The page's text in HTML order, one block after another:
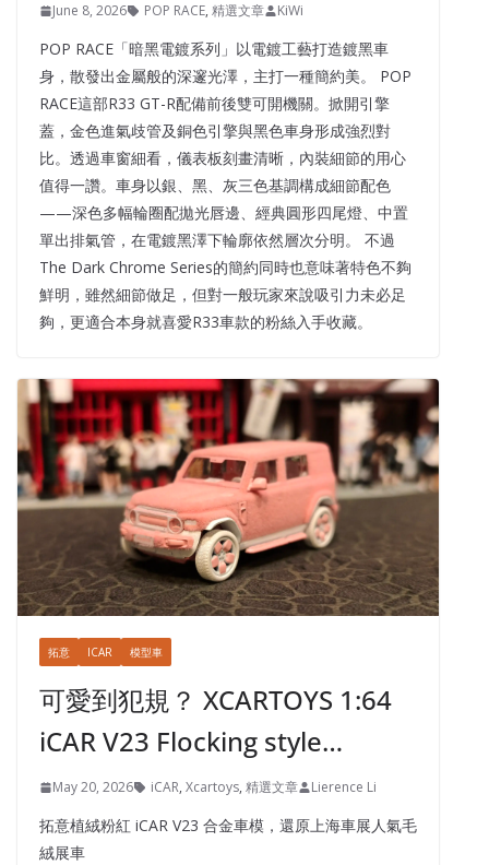
June 8, 2026 POP RACE, 精選文章 KiWi
POP RACE「暗黑電鍍系列」以電鍍工藝打造鍍黑車
身，散發出金屬般的深邃光澤，主打一種簡約美。 POP
RACE這部R33 GT-R配備前後雙可開機關。掀開引擎
蓋，金色進氣歧管及銅色引擎與黑色車身形成強烈對
比。透過車窗細看，儀表板刻畫清晰，內裝細節的用心
值得一讚。車身以銀、黑、灰三色基調構成細節配色
——深色多幅輪圈配拋光唇邊、經典圓形四尾燈、中置
單出排氣管，在電鍍黑澤下輪廓依然層次分明。 不過
The Dark Chrome Series的簡約同時也意味著特色不夠
鮮明，雖然細節做足，但對一般玩家來說吸引力未必足
夠，更適合本身就喜愛R33車款的粉絲入手收藏。
拓意 ICAR 模型車
可愛到犯規？ XCARTOYS 1:64
iCAR V23 Flocking style…
May 20, 2026 iCAR, Xcartoys, 精選文章 Lierence Li
拓意植絨粉紅 iCAR V23 合金車模，還原上海車展人氣毛
絨展車